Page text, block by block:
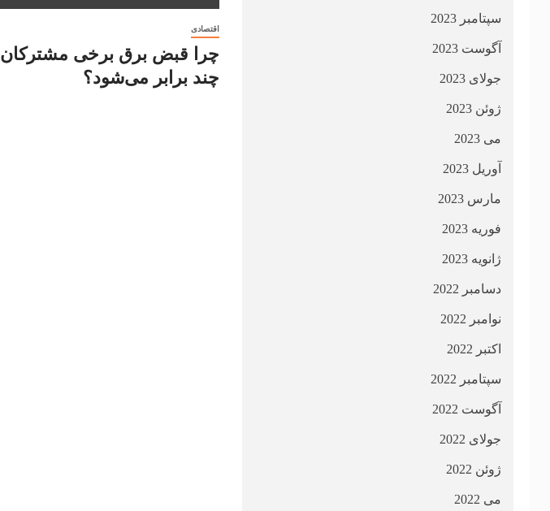
اقتصادی
چرا قبض برق برخی مشترکان
چند برابر می‌شود؟
سپتامبر 2023
آگوست 2023
جولای 2023
ژوئن 2023
می 2023
آوریل 2023
مارس 2023
فوریه 2023
ژانویه 2023
دسامبر 2022
نوامبر 2022
اکتبر 2022
سپتامبر 2022
آگوست 2022
جولای 2022
ژوئن 2022
می 2022